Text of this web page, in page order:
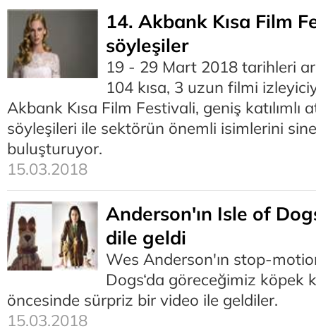
14. Akbank Kısa Film
söyleşiler
19 - 29 Mart 2018 tarihleri
104 kısa, 3 uzun filmi
Akbank Kısa Film Festivali, geniş katılımlı
söyleşileri ile sektörün önemli isimlerini
buluşturuyor.
15.03.2018
Anderson'ın Isle of
dile geldi
Wes Anderson'ın stop-
Dogs‘da göreceğimiz köpek
öncesinde sürpriz bir video ile geldiler.
15.03.2018